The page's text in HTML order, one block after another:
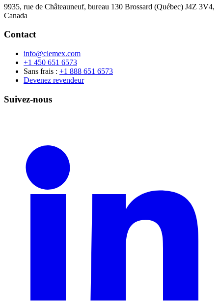
9935, rue de Châteauneuf, bureau 130 Brossard (Québec) J4Z 3V4,
Canada
Contact
info@clemex.com
+1 450 651 6573
Sans frais : +1 888 651 6573
Devenez revendeur
Suivez-nous